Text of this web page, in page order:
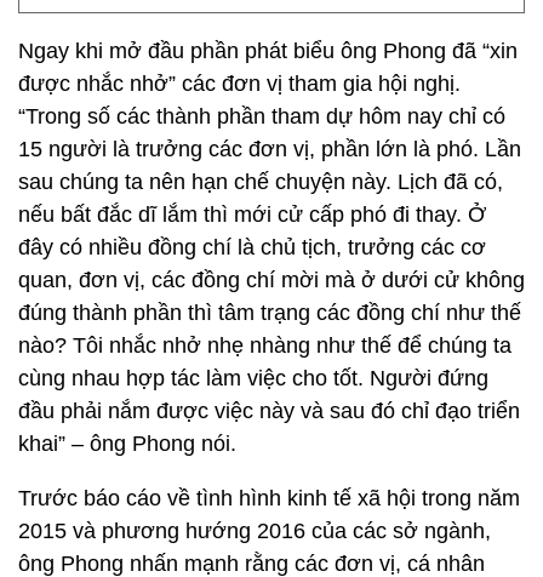
Ngay khi mở đầu phần phát biểu ông Phong đã “xin
được nhắc nhở” các đơn vị tham gia hội nghị.
“Trong số các thành phần tham dự hôm nay chỉ có
15 người là trưởng các đơn vị, phần lớn là phó. Lần
sau chúng ta nên hạn chế chuyện này. Lịch đã có,
nếu bất đắc dĩ lắm thì mới cử cấp phó đi thay. Ở
đây có nhiều đồng chí là chủ tịch, trưởng các cơ
quan, đơn vị, các đồng chí mời mà ở dưới cử không
đúng thành phần thì tâm trạng các đồng chí như thế
nào? Tôi nhắc nhở nhẹ nhàng như thế để chúng ta
cùng nhau hợp tác làm việc cho tốt. Người đứng
đầu phải nắm được việc này và sau đó chỉ đạo triển
khai” – ông Phong nói.
Trước báo cáo về tình hình kinh tế xã hội trong năm
2015 và phương hướng 2016 của các sở ngành,
ông Phong nhấn mạnh rằng các đơn vị, cá nhân